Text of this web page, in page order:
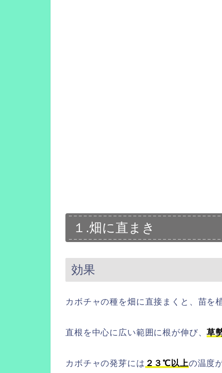
１.畑に直まき
効果
カボチャの種を畑に直接まくと、苗を
直根を中心に広い範囲に根が伸び、草
カボチャの発芽には ２３℃以上の温度